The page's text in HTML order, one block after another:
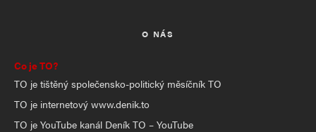
O NÁS
Co je TO?
TO je tištěný společensko-politický měsíčník TO
TO je internetový www.denik.to
TO je YouTube kanál Deník TO – YouTube